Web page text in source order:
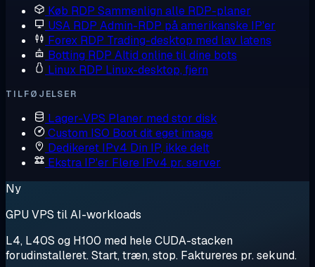
Køb RDP Sammenlign alle RDP-planer
USA RDP Admin-RDP på amerikanske IP'er
Forex RDP Trading-desktop med lav latens
Botting RDP Altid online til dine bots
Linux RDP Linux-desktop, fjern
TILFØJELSER
Lager-VPS Planer med stor disk
Custom ISO Boot dit eget image
Dedikeret IPv4 Din IP, ikke delt
Ekstra IP'er Flere IPv4 pr. server
Ny
GPU VPS til AI-workloads
L4, L40S og H100 med hele CUDA-stacken
forudinstalleret. Start, træn, stop. Faktureres pr. sekund.